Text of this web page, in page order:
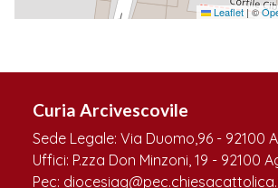
Leaflet |©
Curia Arcivescovile
Sede Legale: Via Duomo,96 - 92100
Uffici: P.zza Don Minzoni, 19 - 92100
Pec: